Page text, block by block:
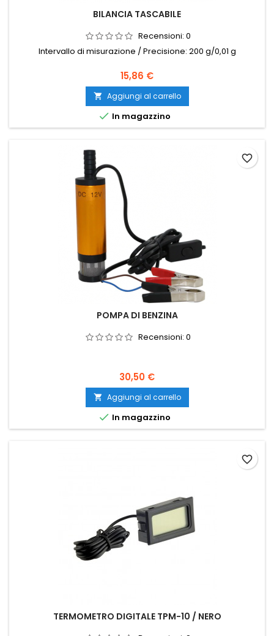
BILANCIA TASCABILE
Recensioni: 0
Intervallo di misurazione / Precisione: 200 g/0,01 g
Prezzo
15,86 €
 Aggiungi al carrello
 In magazzino
POMPA DI BENZINA
Recensioni: 0
Prezzo
30,50 €
 Aggiungi al carrello
 In magazzino
favorite_border
TERMOMETRO DIGITALE TPM-10 / NERO
favorite_border